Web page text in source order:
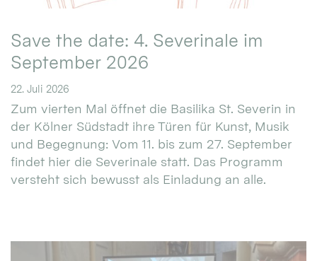
Save the date: 4. Severinale im
September 2026
22. Juli 2026
Zum vierten Mal öffnet die Basilika St. Severin in
der Kölner Südstadt ihre Türen für Kunst, Musik
und Begegnung: Vom 11. bis zum 27. September
findet hier die Severinale statt. Das Programm
versteht sich bewusst als Einladung an alle.